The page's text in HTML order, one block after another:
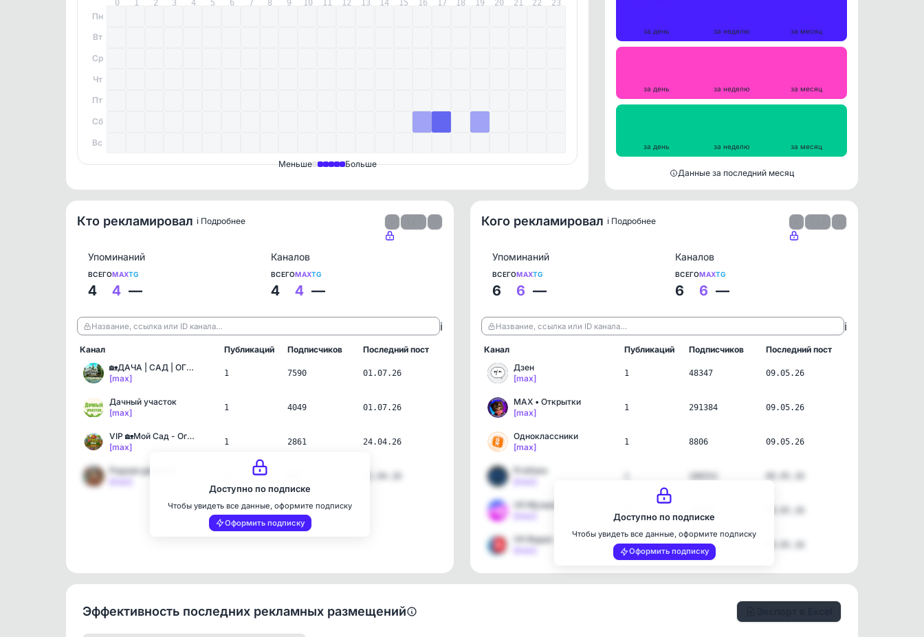
0 1 2 3 4 5 6 7 8 9 10 11 12 13 14 15 16 17 18 19 20 21 22 23
Пн
Вт
Ср
Чт
Пт
Сб
Вс
Меньше Больше
за день за неделю за месяц
за день за неделю за месяц
за день за неделю за месяц
Данные за последний месяц
Кто рекламировал ℹ️ Подробнее
Упоминаний
ВСЕГО
4
MAX
4
TG
—
Каналов
ВСЕГО
4
MAX
4
TG
—
Название, ссылка или ID канала… ℹ️
Канал Публикаций Подписчиков
Последний пост
🏡ДАЧА | САД | ОГОРОД👨🏼‍🌾
[max]
1 7590 01.07.26
Дачный участок
[max]
1 4049 01.07.26
VIP 🏡Мой Сад - Огород и …
[max]
1 2861 24.04.26
Родная деревня
Доступно по подписке
Чтобы увидеть все данные, оформите подписку
Оформить подписку
Кого рекламировал ℹ️ Подробнее
Упоминаний
ВСЕГО
6
MAX
6
TG
—
Каналов
ВСЕГО
6
MAX
6
TG
—
Название, ссылка или ID канала… ℹ️
Канал Публикаций Подписчиков
Последний пост
Дзен
[max]
1 48347 09.05.26
MAX • Открытки
[max]
1 291384 09.05.26
Одноклассники
[max]
1 8806 09.05.26
ProКино
VK Музыка
VK Видео
1 33931
Доступно по подписке
Чтобы увидеть все данные, оформите подписку
Оформить подписку
Эффективность последних рекламных размещений